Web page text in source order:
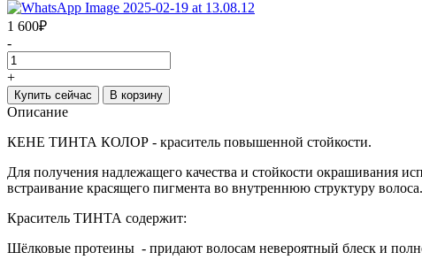
1 600₽
-
+
Купить сейчас В корзину
Описание
КЕНЕ ТИНТА КОЛОР - краситель повышенной стойкости.
Для получения надлежащего качества и стойкости
встраивание красящего пигмента во внутреннюю структуру волоса.
Краситель ТИНТА содержит:
Шёлковые протеины - придают волосам невероятный блеск и